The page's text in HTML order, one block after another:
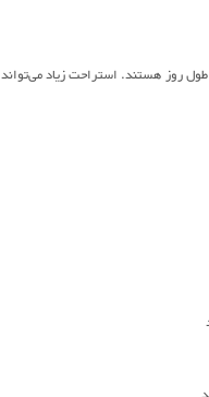
طول روز هستند. استراحت زیاد